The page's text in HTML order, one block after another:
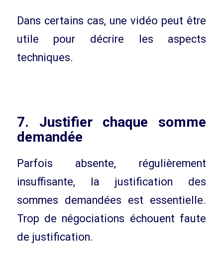
Dans certains cas, une vidéo peut être
utile pour décrire les aspects
techniques.
7. Justifier chaque somme
demandée
Parfois absente, régulièrement
insuffisante, la justification des
sommes demandées est essentielle.
Trop de négociations échouent faute
de justification.